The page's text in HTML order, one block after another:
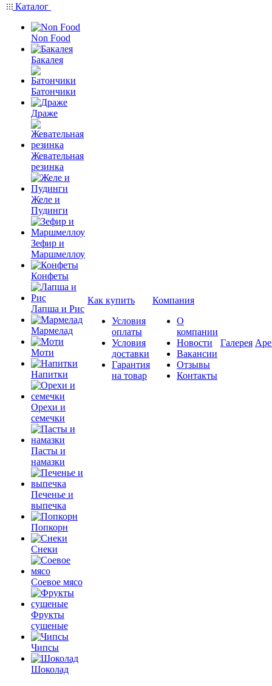
Каталог
Non Food
Бакалея
Батончики
Драже
Жевательная
резинка
Желе и
Пудинги
Зефир и
Маршмеллоу
Конфеты
Лапша и Рис
Мармелад
Моти
Напитки
Орехи и
семечки
Пасты и
намазки
Печенье и
выпечка
Попкорн
Снеки
Соевое мясо
Фрукты
сушеные
Чипсы
Шоколад
Как купить
Условия
оплаты
Условия
доставки
Гарантия
на товар
Компания
О
компании
Новости
Вакансии
Отзывы
Контакты
Галерея